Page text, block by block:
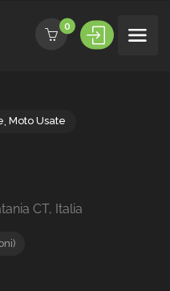
0